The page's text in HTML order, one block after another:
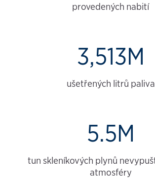
provedených nabití
3,513M
ušetřených litrů paliva
5.5M
tun skleníkových plynů
atmosféry